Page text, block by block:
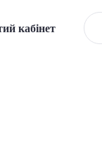
кабінет